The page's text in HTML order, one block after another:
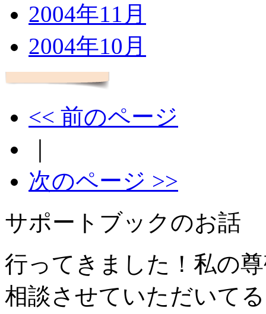
2004年11月
2004年10月
<< 前のページ
次のページ >>
サポートブックのお話
行ってきました！私の
相談させていただいて